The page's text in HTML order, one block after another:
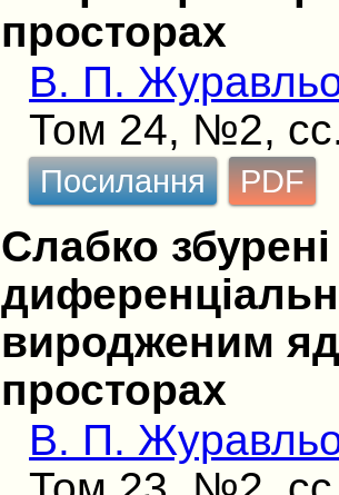
просторах
В. П.
Том 24, №2,
Посилання PDF
Слабко збурені
виродженим
просторах
В. П.